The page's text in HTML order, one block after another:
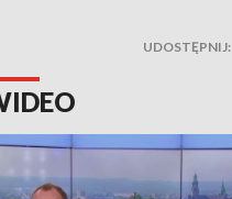
UDOSTĘPNIJ: